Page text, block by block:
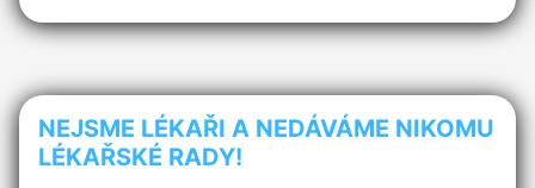
NEJSME LÉKAŘI A NEDÁVÁME NIKOMU
LÉKAŘSKÉ RADY!